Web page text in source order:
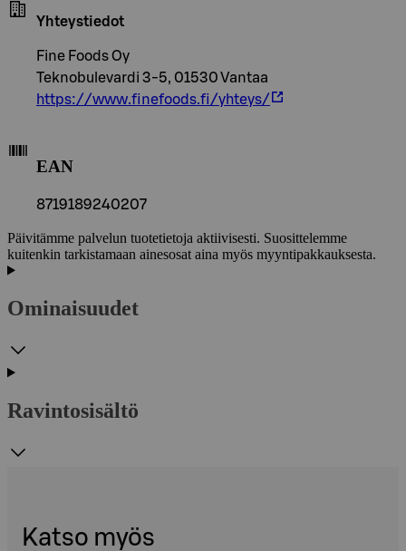
Yhteystiedot
Fine Foods Oy
Teknobulevardi 3-5, 01530 Vantaa
https://www.finefoods.fi/yhteys/
EAN
8719189240207
Päivitämme palvelun tuotetietoja aktiivisesti. Suosittelemme
kuitenkin tarkistamaan ainesosat aina myös myyntipakkauksesta.
Ominaisuudet
Ravintosisältö
Katso myös